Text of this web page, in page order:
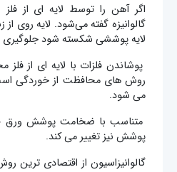
اگر آهن را توسط لایه ای از
گالوانیزه گفته می‌شود. لایه روی
لایه پوششی شکسته شود جلوگیری
پوشاندن فلزات با لایه ای از
روش های محافظت از خوردگی
می شود.
متناسب با ضخامت پوشش ورق
پوشش نیز تغییر می کند.
گالوانیزاسیون از اقتصادی ترین